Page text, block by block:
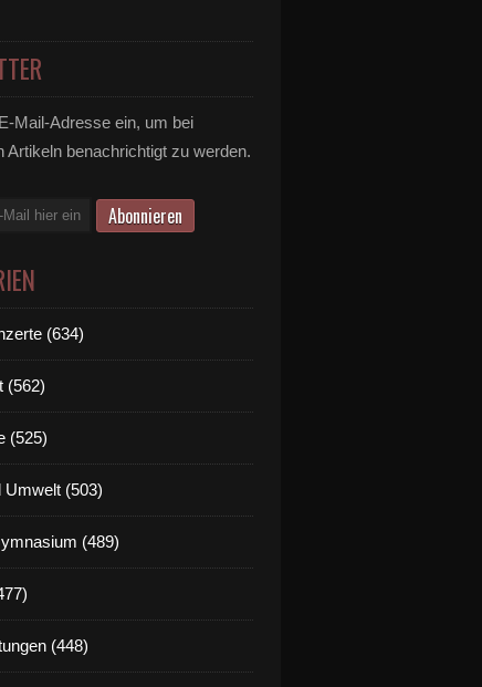
Mail-Adresse ein, um bei
Artikeln benachrichtigt zu werden.
(634)
(562)
(525)
Umwelt (503)
(489)
(448)